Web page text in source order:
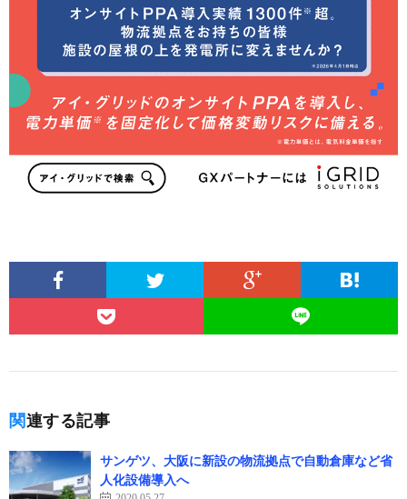
関連する記事
サンゲツ、大阪に新設の物流拠点で自動倉庫など省
人化設備導入へ